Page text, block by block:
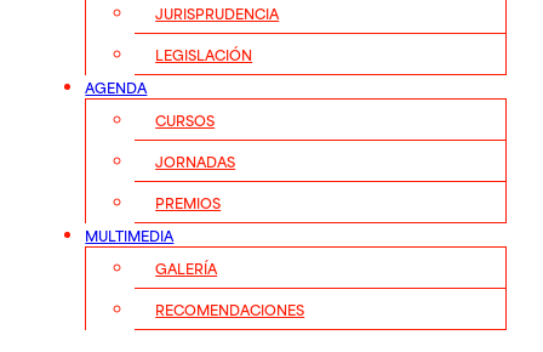
JURISPRUDENCIA
LEGISLACIÓN
AGENDA
CURSOS
JORNADAS
PREMIOS
MULTIMEDIA
GALERÍA
RECOMENDACIONES